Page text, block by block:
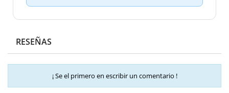
RESEÑAS
¡ Se el primero en escribir un comentario !